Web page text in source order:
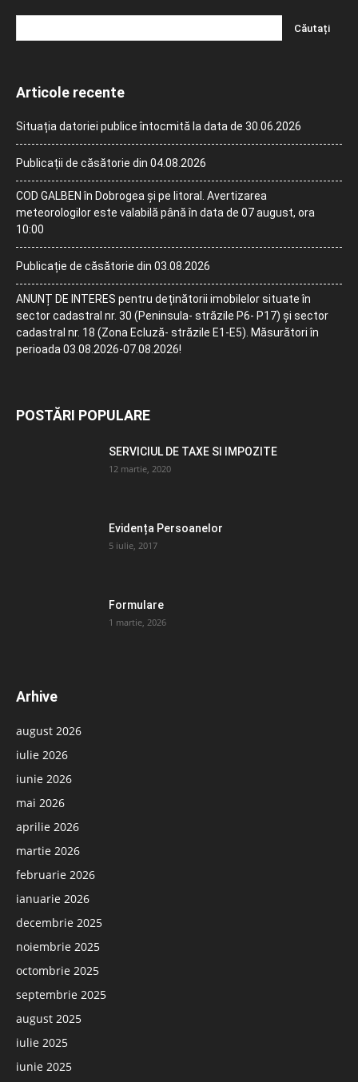
Articole recente
Situația datoriei publice întocmită la data de 30.06.2026
Publicații de căsătorie din 04.08.2026
COD GALBEN în Dobrogea și pe litoral. Avertizarea
meteorologilor este valabilă până în data de 07 august, ora
10:00
Publicație de căsătorie din 03.08.2026
ANUNȚ DE INTERES pentru deținătorii imobilelor situate în
sector cadastral nr. 30 (Peninsula- străzile P6- P17) și sector
cadastral nr. 18 (Zona Ecluză- străzile E1-E5). Măsurători în
perioada 03.08.2026-07.08.2026!
POSTĂRI POPULARE
SERVICIUL DE TAXE SI IMPOZITE
12 martie, 2020
Evidența Persoanelor
5 iulie, 2017
Formulare
1 martie, 2026
Arhive
august 2026
iulie 2026
iunie 2026
mai 2026
aprilie 2026
martie 2026
februarie 2026
ianuarie 2026
decembrie 2025
noiembrie 2025
octombrie 2025
septembrie 2025
august 2025
iulie 2025
iunie 2025